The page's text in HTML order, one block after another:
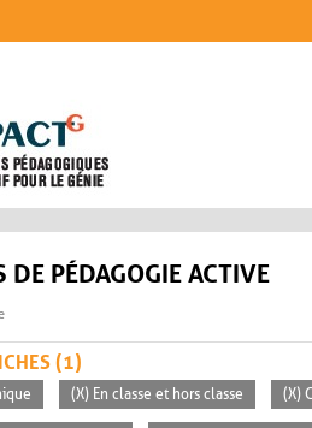
DE PÉDAGOGIE ACTIVE
(1)
(X) En classe et hors classe (X)